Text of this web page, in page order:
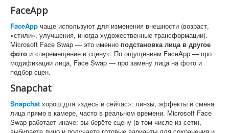
FaceApp
FaceApp чаще используют для изменения внешности (возраст,
«стили», улучшения, иногда художественные трансформации).
Microsoft Face Swap — это именно подстановка лица в другое
фото и «перемещение в сцену». По ощущениям FaceApp — про
модификации лица, Face Swap — про замену лица на фото и
подбор сцен.
Snapchat
Snapchat хорош для «здесь и сейчас»: линзы, эффекты и смена
лица прямо в камере, часто в реальном времени. Microsoft Face
Swap работает иначе: вы берёте сцену (в том числе из сети),